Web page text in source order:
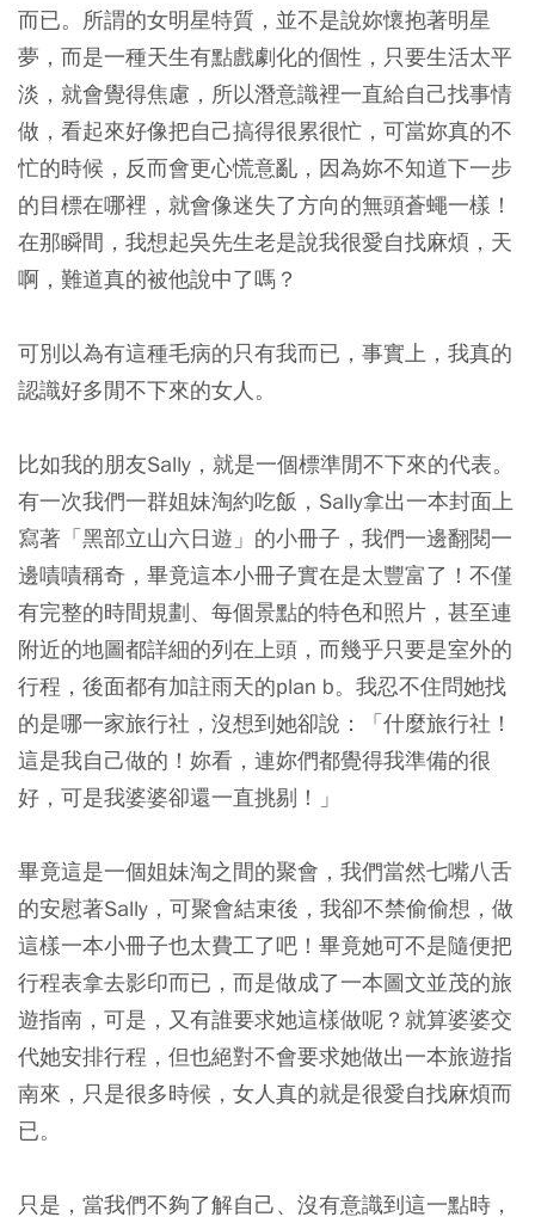
而已。所謂的女明星特質，並不是說妳懷抱著明星
夢，而是一種天生有點戲劇化的個性，只要生活太平
淡，就會覺得焦慮，所以潛意識裡一直給自己找事情
做，看起來好像把自己搞得很累很忙，可當妳真的不
忙的時候，反而會更心慌意亂，因為妳不知道下一步
的目標在哪裡，就會像迷失了方向的無頭蒼蠅一樣！
在那瞬間，我想起吳先生老是說我很愛自找麻煩，天
啊，難道真的被他說中了嗎？
可別以為有這種毛病的只有我而已，事實上，我真的
認識好多閒不下來的女人。
比如我的朋友Sally，就是一個標準閒不下來的代表。
有一次我們一群姐妹淘約吃飯，Sally拿出一本封面上
寫著「黑部立山六日遊」的小冊子，我們一邊翻閱一
邊嘖嘖稱奇，畢竟這本小冊子實在是太豐富了！不僅
有完整的時間規劃、每個景點的特色和照片，甚至連
附近的地圖都詳細的列在上頭，而幾乎只要是室外的
行程，後面都有加註雨天的plan b。我忍不住問她找
的是哪一家旅行社，沒想到她卻說：「什麼旅行社！
這是我自己做的！妳看，連妳們都覺得我準備的很
好，可是我婆婆卻還一直挑剔！」
畢竟這是一個姐妹淘之間的聚會，我們當然七嘴八舌
的安慰著Sally，可聚會結束後，我卻不禁偷偷想，做
這樣一本小冊子也太費工了吧！畢竟她可不是隨便把
行程表拿去影印而已，而是做成了一本圖文並茂的旅
遊指南，可是，又有誰要求她這樣做呢？就算婆婆交
代她安排行程，但也絕對不會要求她做出一本旅遊指
南來，只是很多時候，女人真的就是很愛自找麻煩而
已。
只是，當我們不夠了解自己、沒有意識到這一點時，